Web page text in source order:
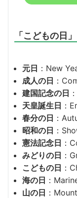
「こどもの日
元日 ：New
成人の日 ：
建国記念の日
天皇誕生日 ：
春分の日 ：
昭和の日 ：
憲法記念日 ：
みどりの日 ：
こどもの日 ：
海の日 ：
山の日 ：